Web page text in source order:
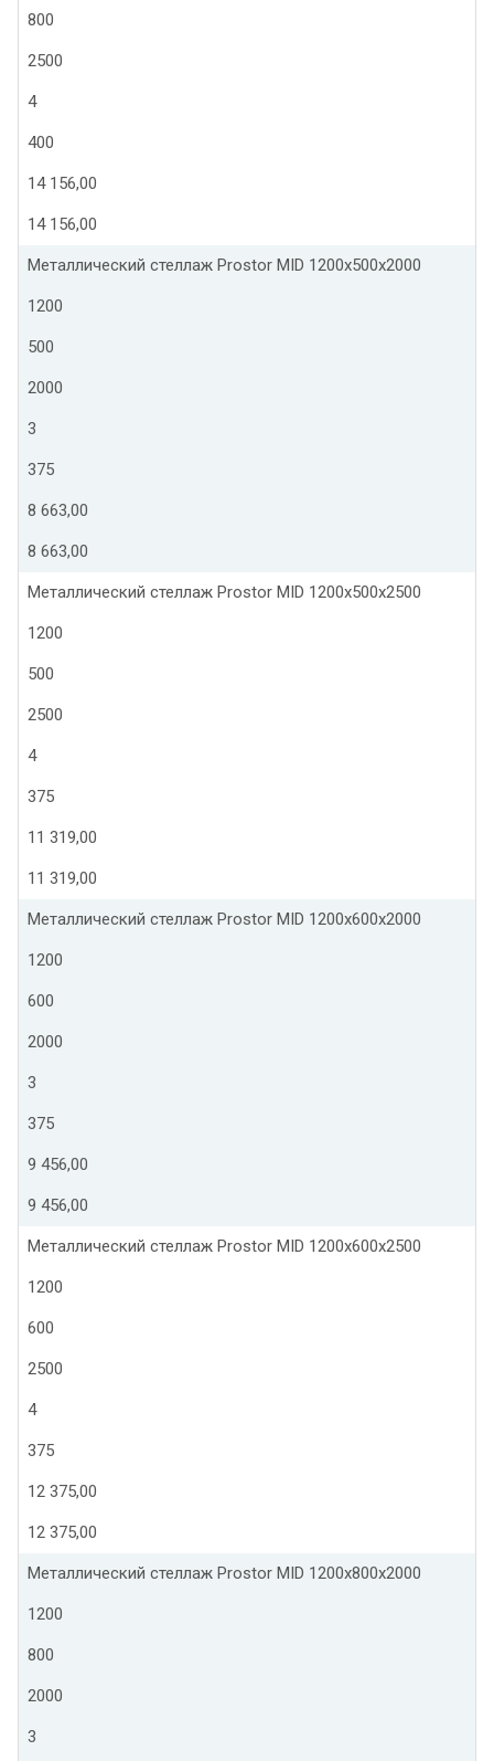
800
2500
4
400
14 156,00
14 156,00
Металлический стеллаж Prostor MID 1200x500x2000
1200
500
2000
3
375
8 663,00
8 663,00
Металлический стеллаж Prostor MID 1200x500x2500
1200
500
2500
4
375
11 319,00
11 319,00
Металлический стеллаж Prostor MID 1200x600x2000
1200
600
2000
3
375
9 456,00
9 456,00
Металлический стеллаж Prostor MID 1200x600x2500
1200
600
2500
4
375
12 375,00
12 375,00
Металлический стеллаж Prostor MID 1200x800x2000
1200
800
2000
3